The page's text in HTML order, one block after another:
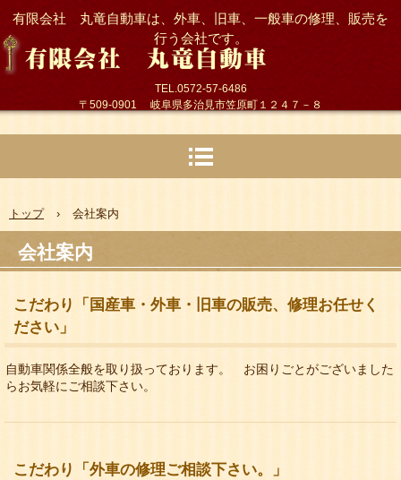
有限会社 丸竜自動車は、外車、旧車、一般車の修理、販売を
行う会社です。
TEL.0572-57-6486
〒509-0901 岐阜県多治見市笠原町１２４７－８
トップ › 会社案内
会社案内
こだわり「国産車・外車・旧車の販売、修理お任せく
ださい」
自動車関係全般を取り扱っております。 お困りごとがございました
らお気軽にご相談下さい。
こだわり「外車の修理ご相談下さい。」